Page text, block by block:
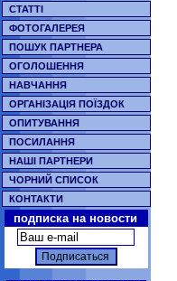
СТАТТІ
ФОТОГАЛЕРЕЯ
ПОШУК ПАРТНЕРА
ОГОЛОШЕННЯ
НАВЧАННЯ
ОРГАНІЗАЦІЯ ПОЇЗДОК
ОПИТУВАННЯ
ПОСИЛАННЯ
НАШІ ПАРТНЕРИ
ЧОРНИЙ СПИСОК
КОНТАКТИ
подписка на новости